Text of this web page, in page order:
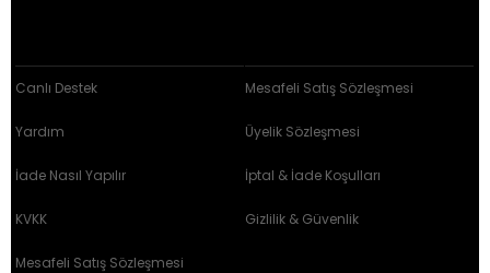
Canlı Destek
Yardım
İade Nasıl Yapılır
KVKK
Mesafeli Satış Sözleşmesi
Mesafeli Satış Sözleşmesi
Üyelik Sözleşmesi
İptal & İade Koşulları
Gizlilik & Güvenlik